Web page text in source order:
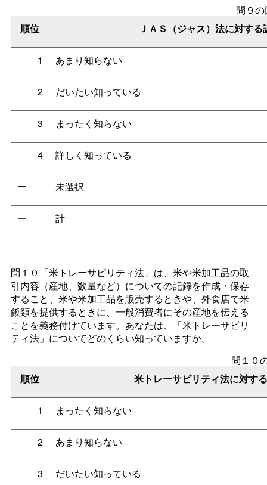
順位 ＪＡＳ（ジャス）法に対す
問９
1 あまり知らない
2 だいたい知っている
3 まったく知らない
4 詳しく知っている
ー 未選択
ー 計
問１０「米トレーサビリティ法」は、米や米加工品の取
引内容（産地、数量など）についての記録を作成・保存
すること、米や米加工品を販売するときや、外食店で米
飯類を提供するときに、一般消費者にその産地を伝える
ことを義務付けています。あなたは、「米トレーサビリ
ティ法」についてどのくらい知っていますか。
順位 米トレーサビリティ法に対す
問１０
1 まったく知らない
2 あまり知らない
3 だいたい知っている